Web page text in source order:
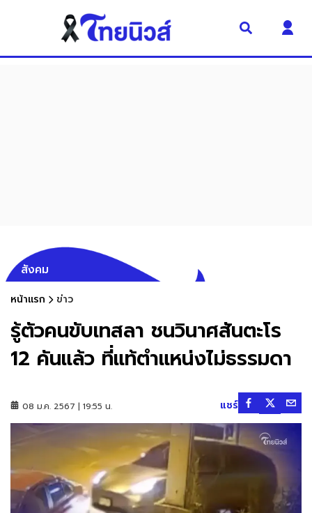
สังคม
หน้าแรก ข่าว
รู้ตัวคนขับเทสลา ชนวินาศสันตะโร
12 คันแล้ว ที่แท้ตำแหน่งไม่ธรรมดา
08 ม.ค. 2567 | 19:55 น. แชร์